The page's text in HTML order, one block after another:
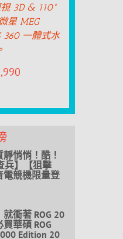
3D & 110°
星 MEG
360 一體式水
悄悄！酷！
兵】【狙擊
電競機限量登
就衝著 ROG 20
華碩 ROG
Edition 20